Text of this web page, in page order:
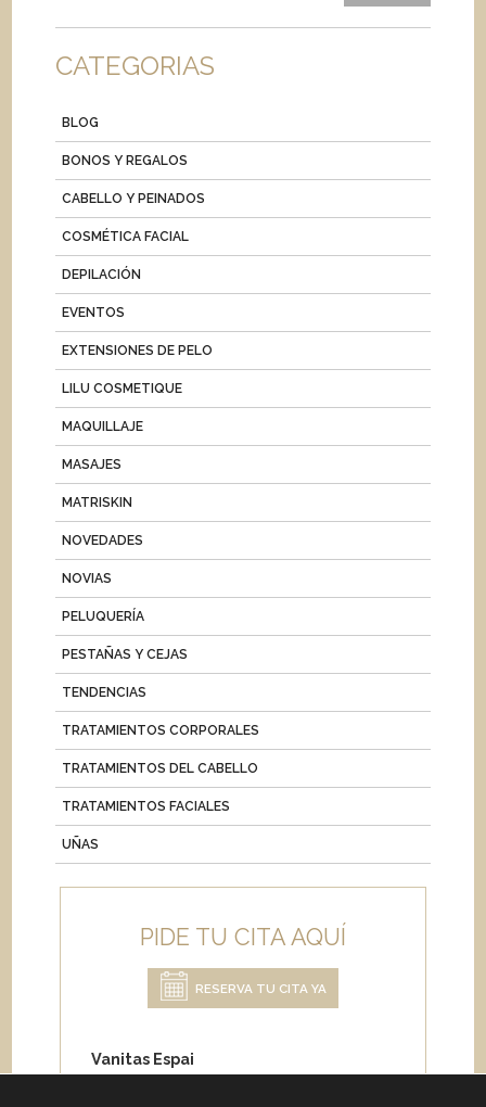
CATEGORIAS
BLOG
BONOS Y REGALOS
CABELLO Y PEINADOS
COSMÉTICA FACIAL
DEPILACIÓN
EVENTOS
EXTENSIONES DE PELO
LILU COSMETIQUE
MAQUILLAJE
MASAJES
MATRISKIN
NOVEDADES
NOVIAS
PELUQUERÍA
PESTAÑAS Y CEJAS
TENDENCIAS
TRATAMIENTOS CORPORALES
TRATAMIENTOS DEL CABELLO
TRATAMIENTOS FACIALES
UÑAS
PIDE TU CITA AQUÍ
RESERVA TU CITA YA
Vanitas Espai
Carrer de Paris 204